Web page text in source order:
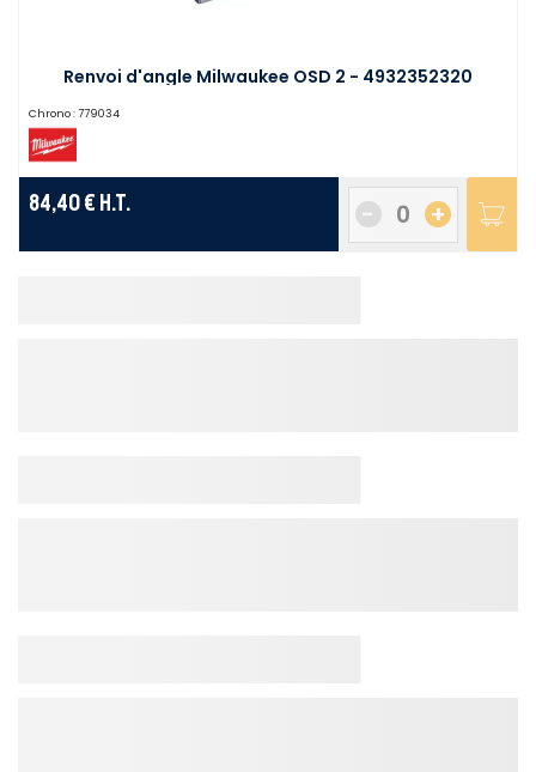
Renvoi d'angle Milwaukee OSD 2 - 4932352320
Chrono : 779034
84,40 € H.T. +
-